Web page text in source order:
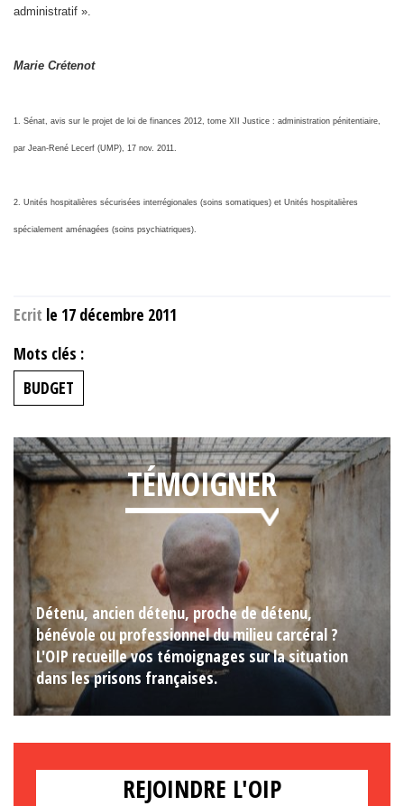
administratif ».
Marie Crétenot
1. Sénat, avis sur le projet de loi de finances 2012, tome XII Justice : administration pénitentiaire,
par Jean-René Lecerf (UMP), 17 nov. 2011.
2. Unités hospitalières sécurisées interrégionales (soins somatiques) et Unités hospitalières
spécialement aménagées (soins psychiatriques).
Ecrit le 17 décembre 2011
Mots clés :
BUDGET
TÉMOIGNER
Détenu, ancien détenu, proche de détenu,
bénévole ou professionnel du milieu carcéral ?
L'OIP recueille vos témoignages sur la situation
dans les prisons françaises.
REJOINDRE L'OIP